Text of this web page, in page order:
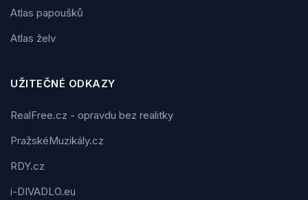
Atlas papoušků
Atlas želv
UŽITEČNÉ ODKAZY
RealFree.cz - opravdu bez realitky
PražskéMuzikály.cz
RDY.cz
i-DIVADLO.eu